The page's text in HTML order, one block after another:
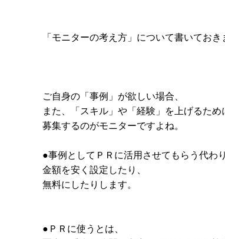
「モニターの考え方」について書いておき
ご自身の「事例」が欲しい場合、
また、「スキル」や「経験」を上げるため
募集するのがモニターですよね。
●事例としてＰＲに活用させてもらう代わり
金額を安く設定したり、
無料にしたりします。
●ＰＲに使うとは、